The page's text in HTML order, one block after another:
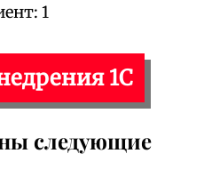
1
1С
следующие